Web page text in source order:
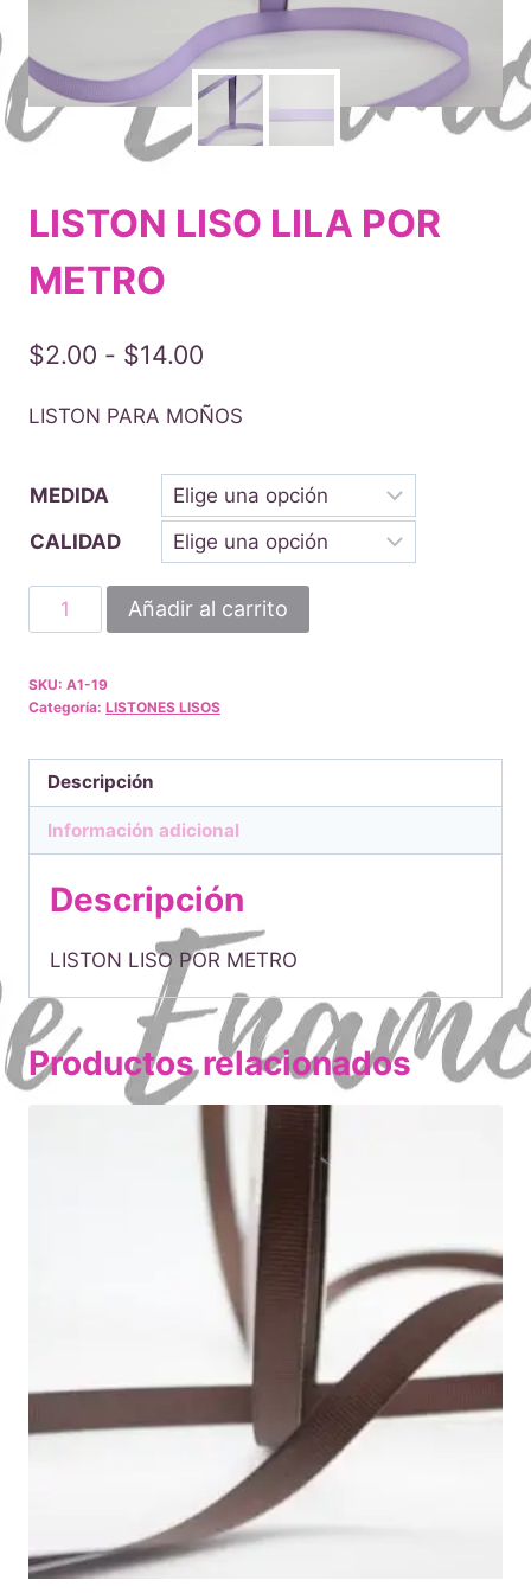
LISTON LISO LILA POR
METRO
$2.00 - $14.00
precios:
desde
$2.00
hasta
$14.00
LISTON PARA MOÑOS
MEDIDA
CALIDAD
LISTON
LISO
POR
cantidad
Añadir al carrito
SKU: A1-19
Categoría: LISTONES LISOS
Descripción
Información adicional
Descripción
LISTON LISO POR METRO
Productos relacionados